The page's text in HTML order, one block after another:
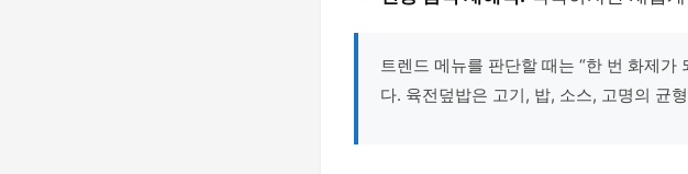
트렌드 메뉴를 판단할 때는 “한 번 화제가
다. 육전덮밥은 고기, 밥, 소스, 고명의 균